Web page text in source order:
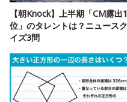
【朝Knock】上半期「CM露出1
位」のタレントは？ニュースク
イズ3問